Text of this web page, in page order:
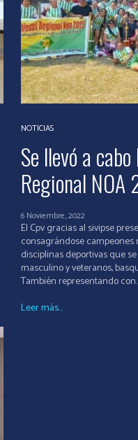
NOTICIAS
Se llevó a
Regional
6 Noviembre, 2022
El Cpv gracias al sivipse
consagrándose campeones
disciplinas deportivas que
masculino y veteranos,
También representando
Leer más...